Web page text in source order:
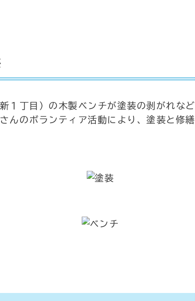
１丁目）の木製ベンチが塗装の剥がれなど
んのボランティア活動により、塗装と修繕